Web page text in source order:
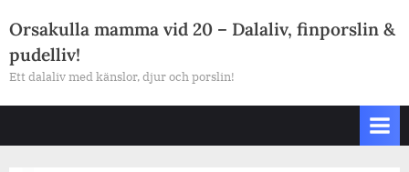
to
content
Orsakulla mamma vid 20 – Dalaliv, finporslin &
pudelliv!
Ett dalaliv med känslor, djur och porslin!